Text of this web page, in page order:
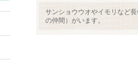
サンショウウオやイモリなど
の仲間）がいます。